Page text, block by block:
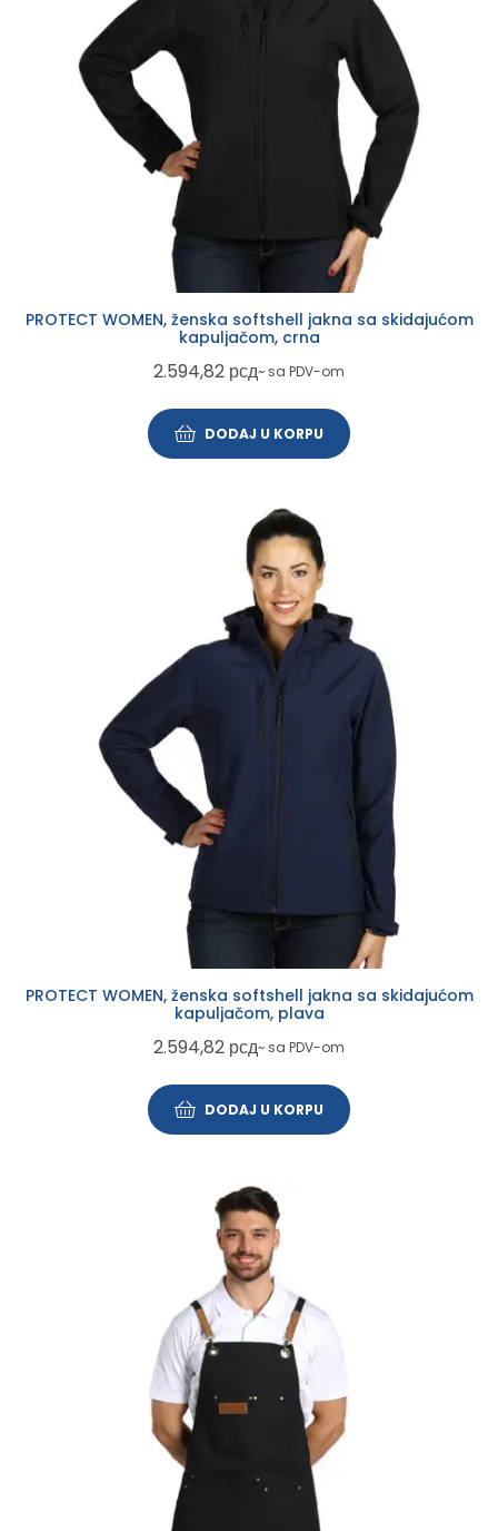
PROTECT WOMEN, ženska softshell jakna sa skidajućom
kapuljačom, crna
2.594,82 рсд~ sa PDV-om
DODAJ U KORPU
PROTECT WOMEN, ženska softshell jakna sa skidajućom
kapuljačom, plava
2.594,82 рсд~ sa PDV-om
DODAJ U KORPU